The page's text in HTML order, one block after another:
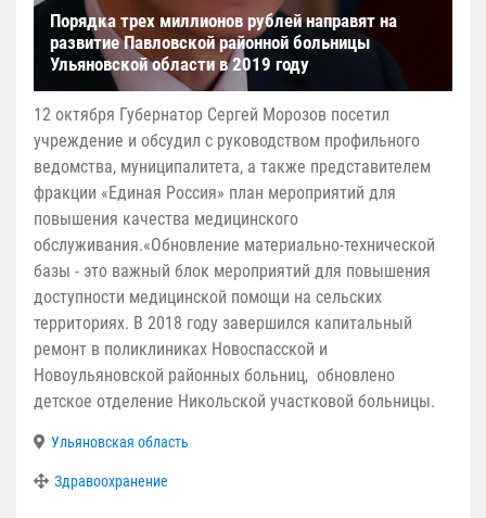
Порядка трех миллионов рублей направят на
развитие Павловской районной больницы
Ульяновской области в 2019 году
12 октября Губернатор Сергей Морозов посетил
учреждение и обсудил с руководством профильного
ведомства, муниципалитета, а также представителем
фракции «Единая Россия» план мероприятий для
повышения качества медицинского
обслуживания.«Обновление материально-технической
базы - это важный блок мероприятий для повышения
доступности медицинской помощи на сельских
территориях. В 2018 году завершился капитальный
ремонт в поликлиниках Новоспасской и
Новоульяновской районных больниц, обновлено
детское отделение Никольской участковой больницы.
Ульяновская область
Здравоохранение